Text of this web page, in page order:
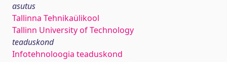
asutus
Tallinna Tehnikaülikool
Tallinn University of Technology
teaduskond
Infotehnoloogia teaduskond